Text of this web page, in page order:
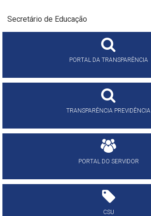
Secretário de Educação
PORTAL DA TRANSPARÊNCIA
TRANSPARÊNCIA PREVIDÊNCIA
PORTAL DO SERVIDOR
CSU